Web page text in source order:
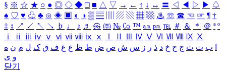
§ ※ ☆ ★ ○ ● ◎ ◇ ◆ □ ■ △ ▽ → ← ↑ ↓ ↔ 〓 ◁ ◀ ▷ ▶ ♤
♠ ♡ ♥ ♧ ♣ ⊙ ◈ ▣ ◐ ◑ ▒ ▤ ▨ ▧ ▦ ▩ ♨ ☏ ☎ ☜ ☞ ¶ †
‡ ↕ ↗ ↙ ↖ ↘ ♭ ♩ ♪ ♬ ㉿ ㈜ № ㏇ ™ ㏂ ㏘ ℡ ＃ ＆ ＊ ＠ ª º
ⅰ
ⅱ ⅲ ⅳ ⅴ ⅵ ⅶ ⅷ ⅸ ⅹ Ⅳ Ⅴ Ⅵ Ⅶ Ⅷ Ⅸ Ⅹ
ب ت ث ج ح خ د ذ ر ز س ش ص ض ط ظ ع غ ف ق ک ل م ن ه
و ی
닫기